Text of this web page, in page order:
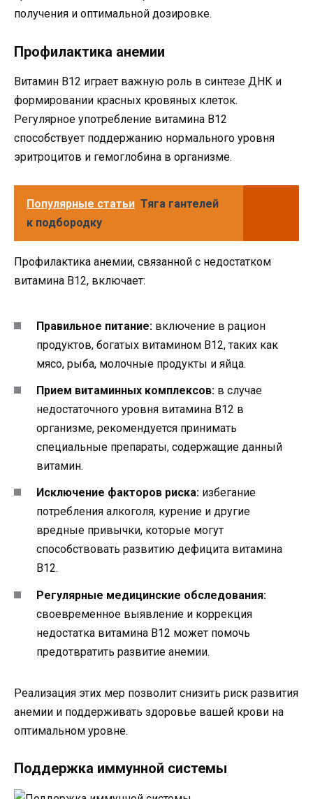
получения и оптимальной дозировке.
Профилактика анемии
Витамин B12 играет важную роль в синтезе ДНК и
формировании красных кровяных клеток.
Регулярное употребление витамина B12
способствует поддержанию нормального уровня
эритроцитов и гемоглобина в организме.
Популярные статьи Тяга гантелей
к подбородку
Профилактика анемии, связанной с недостатком
витамина B12, включает:
Правильное питание: включение в рацион
продуктов, богатых витамином B12, таких как
мясо, рыба, молочные продукты и яйца.
Прием витаминных комплексов: в случае
недостаточного уровня витамина B12 в
организме, рекомендуется принимать
специальные препараты, содержащие данный
витамин.
Исключение факторов риска: избегание
потребления алкоголя, курение и другие
вредные привычки, которые могут
способствовать развитию дефицита витамина
B12.
Регулярные медицинские обследования:
своевременное выявление и коррекция
недостатка витамина B12 может помочь
предотвратить развитие анемии.
Реализация этих мер позволит снизить риск развития
анемии и поддерживать здоровье вашей крови на
оптимальном уровне.
Поддержка иммунной системы